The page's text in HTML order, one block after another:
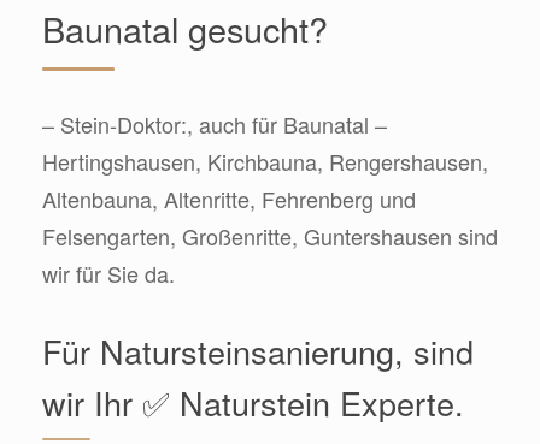
Baunatal gesucht?
– Stein-Doktor:, auch für Baunatal –
Hertingshausen, Kirchbauna, Rengershausen,
Altenbauna, Altenritte, Fehrenberg und
Felsengarten, Großenritte, Guntershausen sind
wir für Sie da.
Für Natursteinsanierung, sind
wir Ihr ✅ Naturstein Experte.